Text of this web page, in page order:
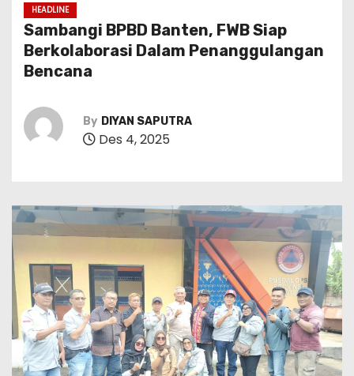
HEADLINE
Sambangi BPBD Banten, FWB Siap
Berkolaborasi Dalam Penanggulangan
Bencana
By DIYAN SAPUTRA
Des 4, 2025